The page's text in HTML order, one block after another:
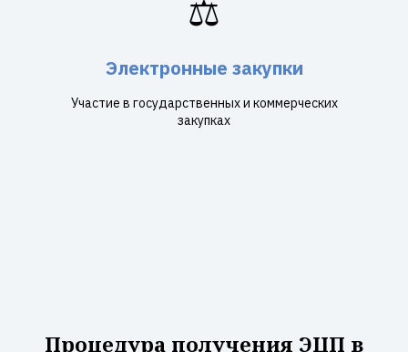
⚖️
Электронные закупки
Участие в государственных и коммерческих
закупках
Процедура получения ЭЦП в